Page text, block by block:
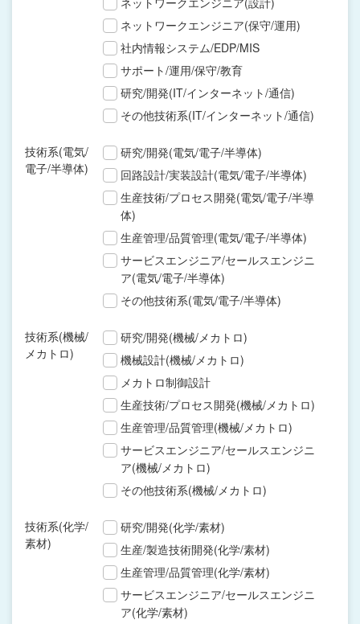
ネットワークエンジニア(保守/運用)
社内情報システム/EDP/MIS
サポート/運用/保守/教育
研究/開発(IT/インターネット/通信)
その他技術系(IT/インターネット/通信)
技術系(電気/
電子/半導体)
研究/開発(電気/電子/半導体)
回路設計/実装設計(電気/電子/半導体)
生産技術/プロセス開発(電気/電子/半導
体)
生産管理/品質管理(電気/電子/半導体)
サービスエンジニア/セールスエンジニ
ア(電気/電子/半導体)
その他技術系(電気/電子/半導体)
技術系(機械/
メカトロ)
研究/開発(機械/メカトロ)
機械設計(機械/メカトロ)
メカトロ制御設計
生産技術/プロセス開発(機械/メカトロ)
生産管理/品質管理(機械/メカトロ)
サービスエンジニア/セールスエンジニ
ア(機械/メカトロ)
その他技術系(機械/メカトロ)
技術系(化学/
素材)
研究/開発(化学/素材)
生産/製造技術開発(化学/素材)
生産管理/品質管理(化学/素材)
サービスエンジニア/セールスエンジニ
ア(化学/素材)